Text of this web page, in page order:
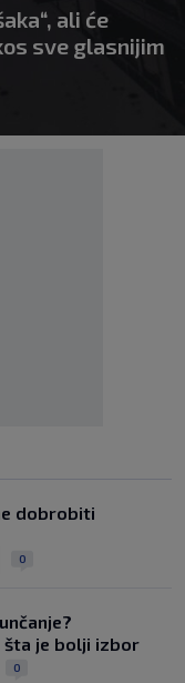
ali će
sve glasnijim
dobrobiti
0
je bolji izbor
0